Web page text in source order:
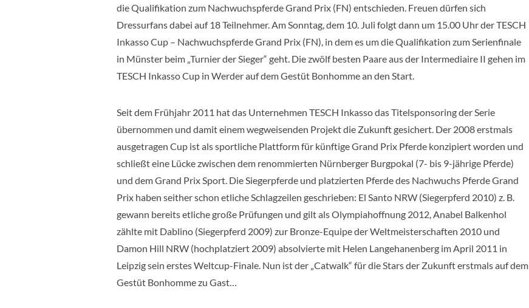
die Qualifikation zum Nachwuchspferde Grand Prix (FN) entschieden. Freuen dürfen sich
Dressurfans dabei auf 18 Teilnehmer. Am Sonntag, dem 10. Juli folgt dann um 15.00 Uhr der TESCH
Inkasso Cup – Nachwuchspferde Grand Prix (FN), in dem es um die Qualifikation zum Serienfinale
in Münster beim „Turnier der Sieger“ geht. Die zwölf besten Paare aus der Intermediaire II gehen im
TESCH Inkasso Cup in Werder auf dem Gestüt Bonhomme an den Start.
Seit dem Frühjahr 2011 hat das Unternehmen TESCH Inkasso das Titelsponsoring der Serie
übernommen und damit einem wegweisenden Projekt die Zukunft gesichert. Der 2008 erstmals
ausgetragen Cup ist als sportliche Plattform für künftige Grand Prix Pferde konzipiert worden und
schließt eine Lücke zwischen dem renommierten Nürnberger Burgpokal (7- bis 9-jährige Pferde)
und dem Grand Prix Sport. Die Siegerpferde und platzierten Pferde des Nachwuchs Pferde Grand
Prix haben seither schon etliche Schlagzeilen geschrieben: El Santo NRW (Siegerpferd 2010) z. B.
gewann bereits etliche große Prüfungen und gilt als Olympiahoffnung 2012, Anabel Balkenhol
zählte mit Dablino (Siegerpferd 2009) zur Bronze-Equipe der Weltmeisterschaften 2010 und
Damon Hill NRW (hochplatziert 2009) absolvierte mit Helen Langehanenberg im April 2011 in
Leipzig sein erstes Weltcup-Finale. Nun ist der „Catwalk“ für die Stars der Zukunft erstmals auf dem
Gestüt Bonhomme zu Gast…